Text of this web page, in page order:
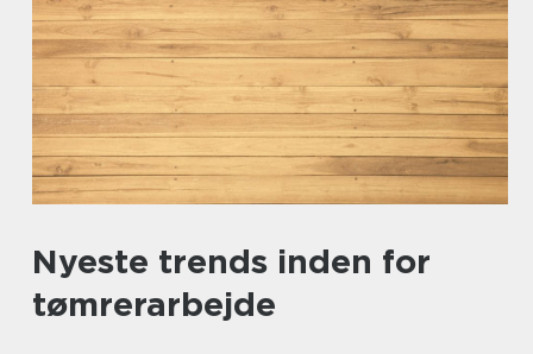
Nyeste trends inden for
tømrerarbejde